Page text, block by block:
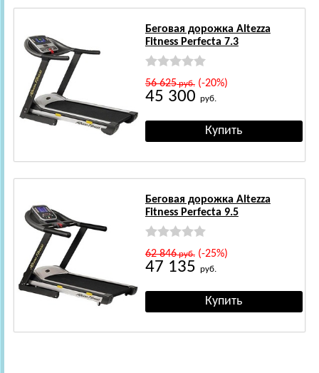
Беговая дорожка Altezza
Fitness Perfecta 7.3
56 625руб.(-20%)
45 300 руб.
Беговая дорожка Altezza
Fitness Perfecta 9.5
62 846руб.(-25%)
47 135 руб.